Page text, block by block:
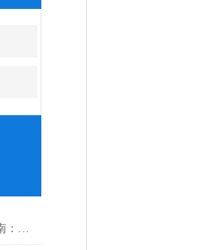
全自动表界面张力仪采购指南：环保及相关领域精准选型攻略